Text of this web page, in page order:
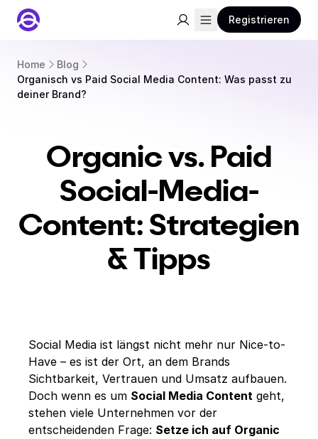
Registrieren
Home
Blog
Organisch vs Paid Social Media Content: Was passt zu
deiner Brand?
Organic vs. Paid
Social-Media-
Content: Strategien
& Tipps
Social Media ist längst nicht mehr nur Nice-to-
Have – es ist der Ort, an dem Brands
Sichtbarkeit, Vertrauen und Umsatz aufbauen.
Doch wenn es um Social Media Content geht,
stehen viele Unternehmen vor der
entscheidenden Frage: Setze ich auf Organic